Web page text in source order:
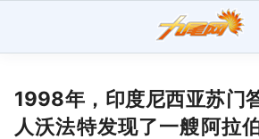
1998年，印度尼西亚苏门
人沃法特发现了一艘阿拉